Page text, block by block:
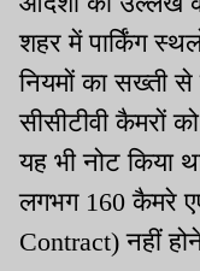
शहर में पार्किंग
नियमों का सख्ती
सीसीटीवी कैमरों
यह भी नोट किया
लगभग 160 कैमरे
Contract) नहीं